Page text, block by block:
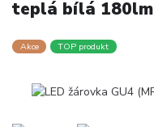
teplá bílá 180lm
Akce TOP produkt